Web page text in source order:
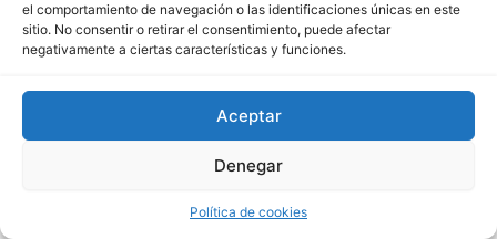
el comportamiento de navegación o las identificaciones únicas en este
sitio. No consentir o retirar el consentimiento, puede afectar
negativamente a ciertas características y funciones.
Aceptar
Denegar
Política de cookies
Todos los derechos © 2026 San Miguel De Los Bancos |